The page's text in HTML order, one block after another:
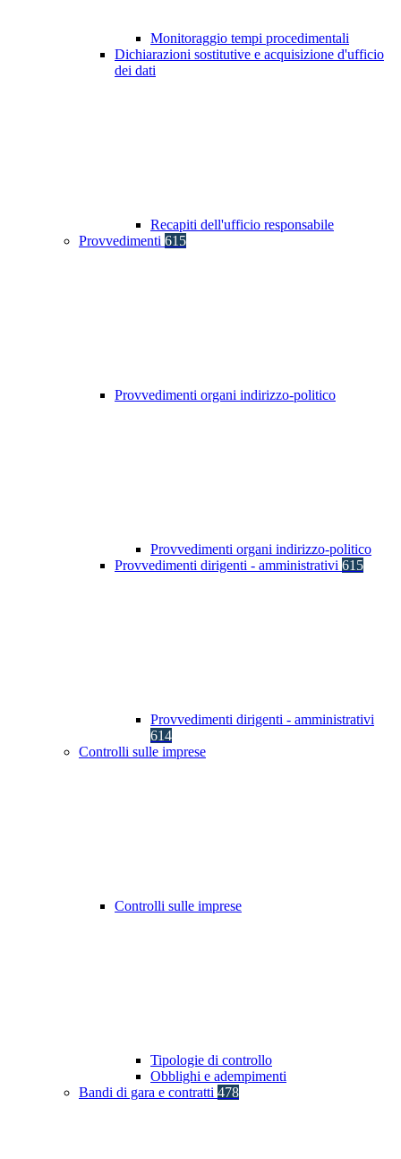
Monitoraggio tempi procedimentali
Dichiarazioni sostitutive e acquisizione d'ufficio
dei dati
Recapiti dell'ufficio responsabile
Provvedimenti 615
Provvedimenti organi indirizzo-politico
Provvedimenti organi indirizzo-politico
Provvedimenti dirigenti - amministrativi 615
Provvedimenti dirigenti - amministrativi
614
Controlli sulle imprese
Controlli sulle imprese
Tipologie di controllo
Obblighi e adempimenti
Bandi di gara e contratti 478